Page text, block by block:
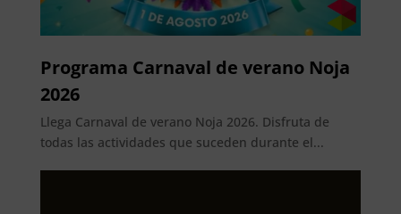
Programa Carnaval de verano Noja
2026
Llega Carnaval de verano Noja 2026. Disfruta de
todas las actividades que suceden durante el...